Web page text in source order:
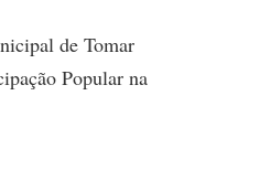
de Tomar
Popular na